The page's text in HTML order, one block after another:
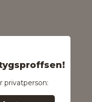
privatperson: